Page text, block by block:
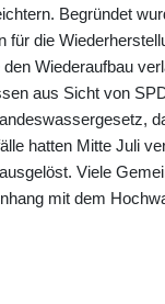
Begründet
für die
Wiederaufbau
aus Sicht von
hatten Mitte Juli
Viele
mit dem